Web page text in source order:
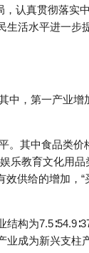
认真贯彻落实
活水平进一步
，第一产业增
。其中食品类价
乐教育文化用品
供给的增加，
构为
成为新兴支柱产